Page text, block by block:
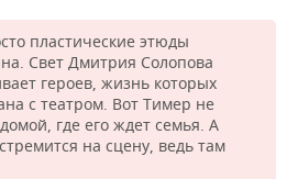
пластические этюды
Свет Дмитрия Солопова
героев, жизнь которых
с театром. Вот Тимер не
где его ждет семья. А
на сцену, ведь там